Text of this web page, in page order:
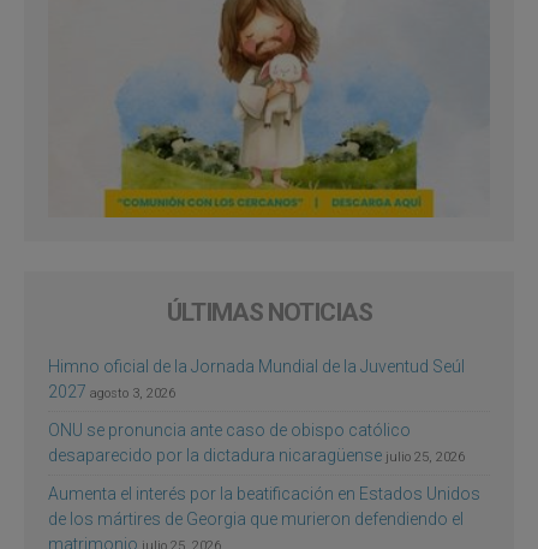
ÚLTIMAS NOTICIAS
Himno oficial de la Jornada Mundial de la Juventud Seúl
2027 agosto 3, 2026
ONU se pronuncia ante caso de obispo católico
desaparecido por la dictadura nicaragüense julio 25, 2026
Aumenta el interés por la beatificación en Estados Unidos
de los mártires de Georgia que murieron defendiendo el
matrimonio